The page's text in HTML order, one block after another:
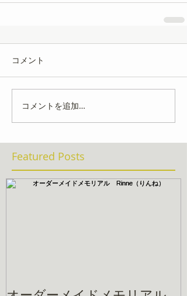
コメント
コメントを追加…
Featured Posts